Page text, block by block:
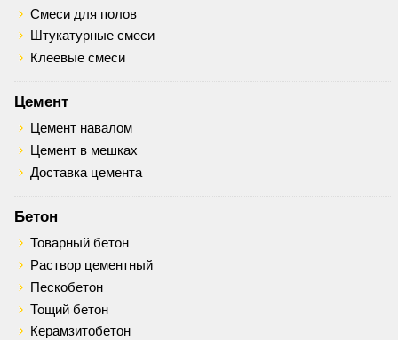
Смеси для полов
Штукатурные смеси
Клеевые смеси
Цемент
Цемент навалом
Цемент в мешках
Доставка цемента
Бетон
Товарный бетон
Раствор цементный
Пескобетон
Тощий бетон
Керамзитобетон